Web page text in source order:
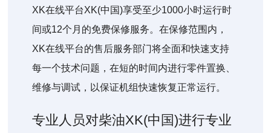
XK在线平台XK(中国)享受至少1000小时运行时
间或12个月的免费保修服务。在保修范围内，
XK在线平台的售后服务部门将全面和快速支持
每一个技术问题，在短的时间内进行零件置换、
维修与调试，以保证机组快速恢复正常运行。
专业人员对柴油XK(中国)进行专业